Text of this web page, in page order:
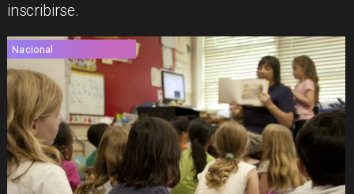
inscribirse.
Nacional